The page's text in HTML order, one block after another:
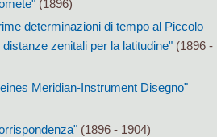
(1896)
determinazioni di tempo al Piccolo
zenitali per la latitudine"(1896 -
Meridian-Instrument Disegno"
(1896 - 1904)